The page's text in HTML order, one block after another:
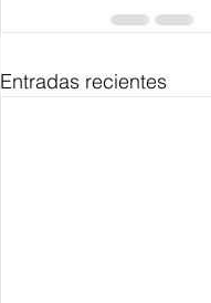
Entradas recientes